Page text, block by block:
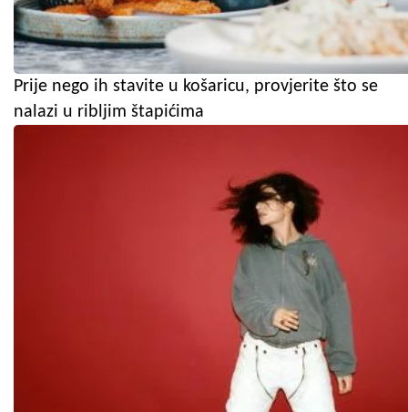
Prije nego ih stavite u košaricu, provjerite što se
nalazi u ribljim štapićima